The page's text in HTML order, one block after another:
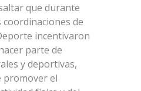
que durante
de
incentivaron
parte de
y deportivas,
promover el